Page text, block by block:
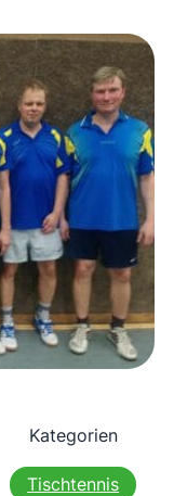
Kategorien
Tischtennis